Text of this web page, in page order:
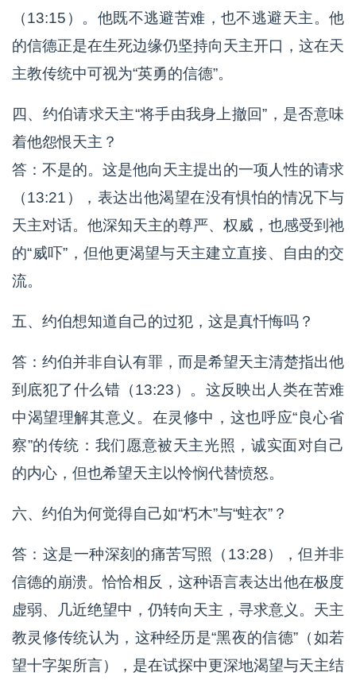
（13:15）。他既不逃避苦难，也不逃避天主。他
的信德正是在生死边缘仍坚持向天主开口，这在天
主教传统中可视为“英勇的信德”。
四、约伯请求天主“将手由我身上撤回”，是否意味
着他怨恨天主？
答：不是的。这是他向天主提出的一项人性的请求
（13:21），表达出他渴望在没有惧怕的情况下与
天主对话。他深知天主的尊严、权威，也感受到祂
的“威吓”，但他更渴望与天主建立直接、自由的交
流。
五、约伯想知道自己的过犯，这是真忏悔吗？
答：约伯并非自认有罪，而是希望天主清楚指出他
到底犯了什么错（13:23）。这反映出人类在苦难
中渴望理解其意义。在灵修中，这也呼应“良心省
察”的传统：我们愿意被天主光照，诚实面对自己
的内心，但也希望天主以怜悯代替愤怒。
六、约伯为何觉得自己如“朽木”与“蛀衣”？
答：这是一种深刻的痛苦写照（13:28），但并非
信德的崩溃。恰恰相反，这种语言表达出他在极度
虚弱、几近绝望中，仍转向天主，寻求意义。天主
教灵修传统认为，这种经历是“黑夜的信德”（如若
望十字架所言），是在试探中更深地渴望与天主结